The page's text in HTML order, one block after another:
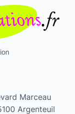
Marceau
Argenteuil